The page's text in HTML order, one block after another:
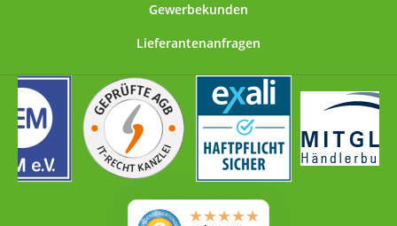
Gewerbekunden
Lieferantenanfragen